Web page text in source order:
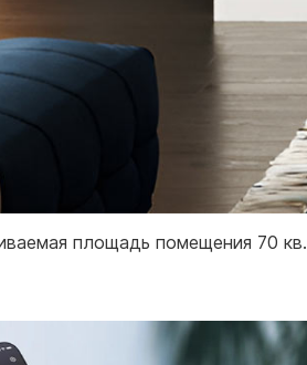
площадь помещения 70